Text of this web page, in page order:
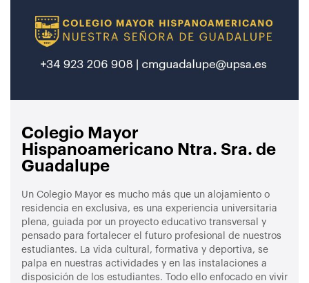
Colegio Mayor
Hispanoamericano Ntra. Sra. de
Guadalupe
Un Colegio Mayor es mucho más que un alojamiento o
residencia en exclusiva, es una experiencia universitaria
plena, guiada por un proyecto educativo transversal y
pensado para fortalecer el futuro profesional de nuestros
estudiantes. La vida cultural, formativa y deportiva, se
palpa en nuestras actividades y en las instalaciones a
disposición de los estudiantes. Todo ello enfocado en vivir